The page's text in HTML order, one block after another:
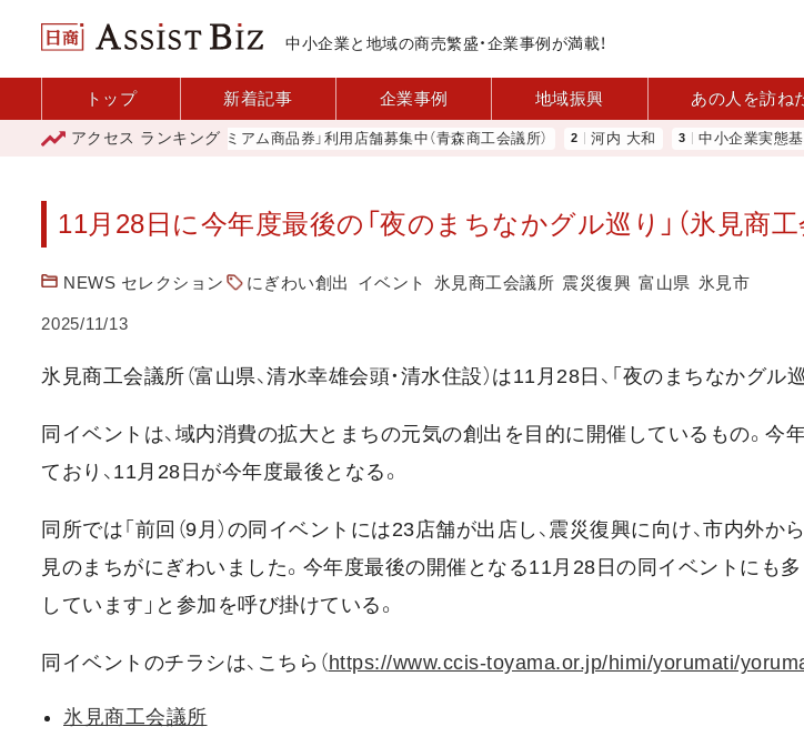
中小企業と地域の商売繁盛・企業事例が満載！
トップ 新着記事 企業事例 地域振興 あの人を訪ね
アクセス ランキング
「青森市プレミアム商品券」利用店舗募集中（青森商工会議所） 河内 大和 中小企業実態基本
11月28日に今年度最後の「夜のまちなかグル巡り」（氷見商工
NEWS セレクション にぎわい創出 イベント 氷見商工会議所 震災復興 富山県 氷見市
2025/11/13
氷見商工会議所（富山県、清水幸雄会頭・清水住設）は11月28日、「夜のまちなかグル
同イベントは、域内消費の拡大とまちの元気の創出を目的に開催しているもの。今
ており、11月28日が今年度最後となる。
同所では「前回（9月）の同イベントには23店舗が出店し、震災復興に向け、市内外か
見のまちがにぎわいました。今年度最後の開催となる11月28日の同イベントにも
しています」と参加を呼び掛けている。
同イベントのチラシは、こちら（ https://www.ccis-toyama.or.jp/himi/yorumati/
氷見商工会議所